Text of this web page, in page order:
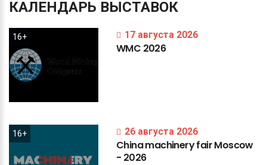
КАЛЕНДАРЬ ВЫСТАВОК
16+ 17 августа 2026
WMC 2026
16+ 26 августа 2026
ChinamachineryfairMoscow
- 2026